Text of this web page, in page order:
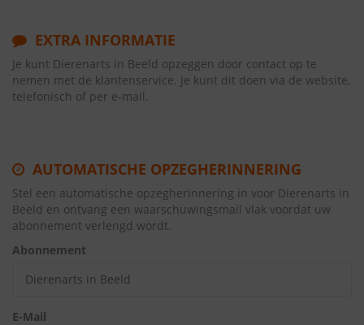
EXTRA INFORMATIE
Je kunt Dierenarts in Beeld opzeggen door contact op te
nemen met de klantenservice. Je kunt dit doen via de website,
telefonisch of per e-mail.
AUTOMATISCHE OPZEGHERINNERING
Stel een automatische opzegherinnering in voor Dierenarts in
Beeld en ontvang een waarschuwingsmail vlak voordat uw
abonnement verlengd wordt.
Abonnement
E-Mail